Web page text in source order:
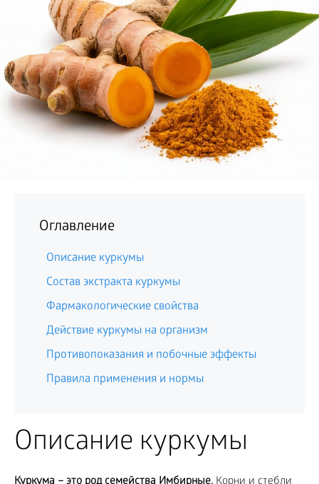
Оглавление
Описание куркумы
Состав экстракта куркумы
Фармакологические свойства
Действие куркумы на организм
Противопоказания и побочные эффекты
Правила применения и нормы
Описание куркумы
БИЗНЕС